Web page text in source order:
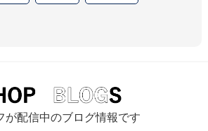
が配信中のブログ情報です